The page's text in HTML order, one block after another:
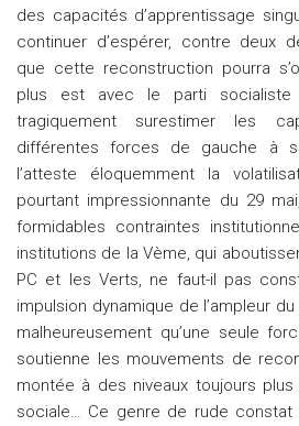
des capacités d’apprentissage
continuer d’espérer, contre deux
que cette reconstruction pourra
plus est avec le parti
tragiquement surestimer les
différentes forces de gauche à
l’atteste éloquemment la
pourtant impressionnante du 29
formidables contraintes
institutions de la Vème, qui
PC et les Verts, ne faut-il pas
impulsion dynamique de l’ampleur
malheureusement qu’une seule
soutienne les mouvements de
montée à des niveaux toujours
sociale… Ce genre de rude